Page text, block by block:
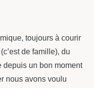
toujours à courir
de famille), du
depuis un bon moment
nous avons voulu